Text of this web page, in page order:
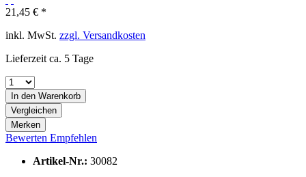
21,45 € *
inkl. MwSt. zzgl. Versandkosten
Lieferzeit ca. 5 Tage
In den Warenkorb
Vergleichen
Merken
Bewerten Empfehlen
Artikel-Nr.: 30082